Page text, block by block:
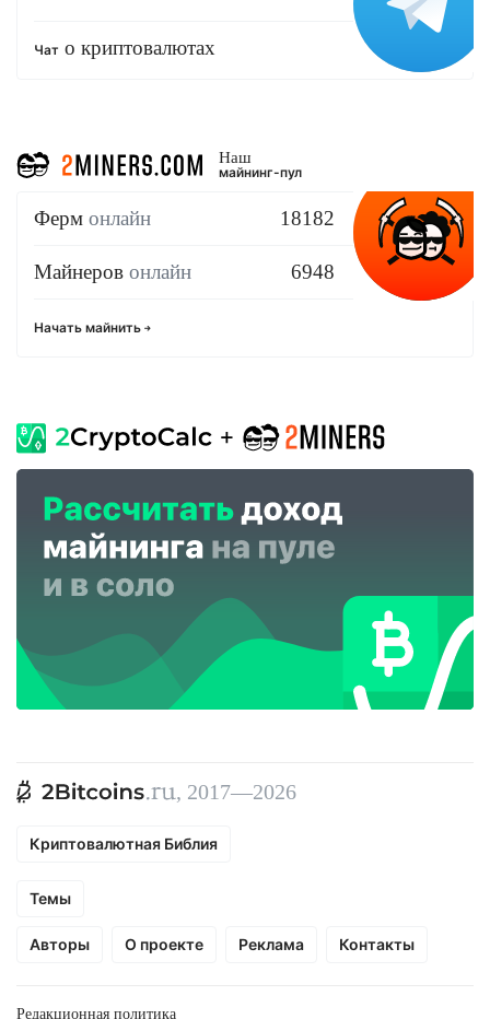
Чат о криптовалютах
Наш
майнинг-пул
Ферм онлайн 18182
Майнеров онлайн 6948
Начать майнить
, 2017—2026
Криптовалютная Библия
Темы
Авторы О проекте Реклама Контакты
Редакционная политика